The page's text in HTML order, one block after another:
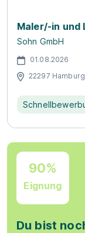
Maler/-in und
Sohn GmbH
01.08.2026
22297 Hamburg
90%
Eignung
Du bist